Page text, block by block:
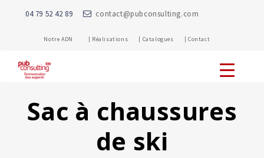
04 79 52 42 89 contact@pubconsulting.com
Notre ADN | Réalisations | Catalogues | Contact
Sac à chaussures
de ski